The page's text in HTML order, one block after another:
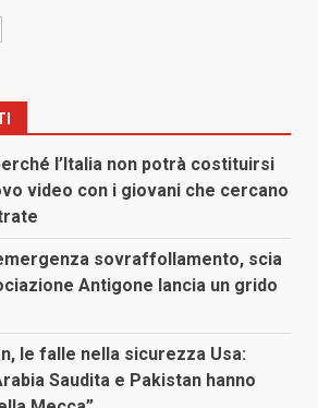
l’Italia non potrà costituirsi
video con i giovani che cercano
sovraffollamento, scia
Antigone lancia un grido
le falle nella sicurezza Usa:
Saudita e Pakistan hanno